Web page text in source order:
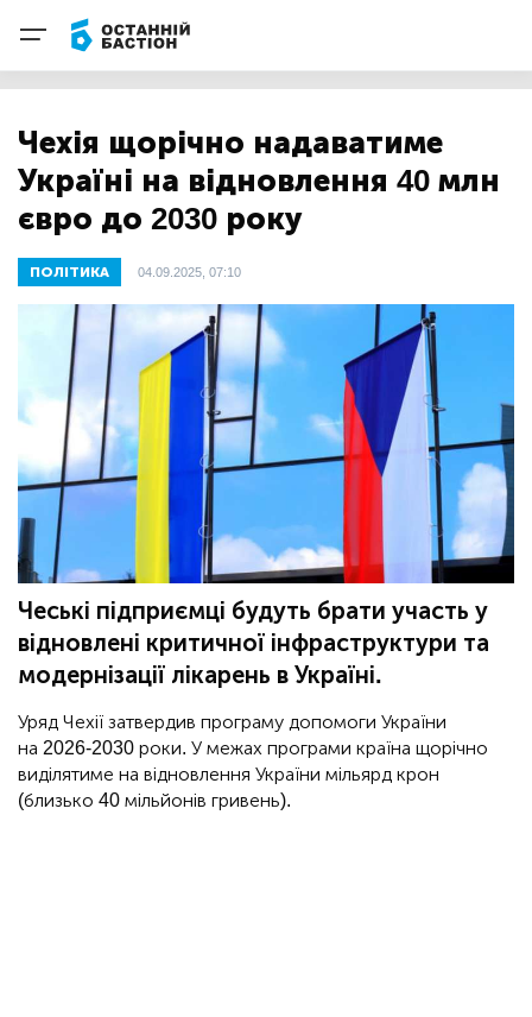
Чехія щорічно надаватиме
Україні на відновлення 40 млн
євро до 2030 року
ПОЛІТИКА 04.09.2025, 07:10
Чеські підприємці будуть брати участь у
відновлені критичної інфраструктури та
модернізації лікарень в Україні.
Уряд Чехії затвердив програму допомоги України
на 2026-2030 роки. У межах програми країна щорічно
виділятиме на відновлення України мільярд крон
(близько 40 мільйонів гривень).